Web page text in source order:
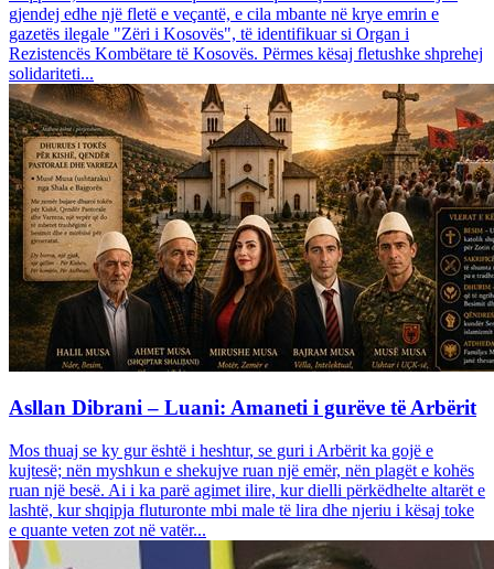
gjendej edhe një fletë e veçantë, e cila mbante në krye emrin e
gazetës ilegale "Zëri i Kosovës", të identifikuar si Organ i
Rezistencës Kombëtare të Kosovës. Përmes kësaj fletushke shprehej
solidariteti...
Asllan Dibrani – Luani: Amaneti i gurëve të Arbërit
Mos thuaj se ky gur është i heshtur, se guri i Arbërit ka gojë e
kujtesë; nën myshkun e shekujve ruan një emër, nën plagët e kohës
ruan një besë. Ai i ka parë agimet ilire, kur dielli përkëdhelte altarët e
lashtë, kur shqipja fluturonte mbi male të lira dhe njeriu i kësaj toke
e quante veten zot në vatër...